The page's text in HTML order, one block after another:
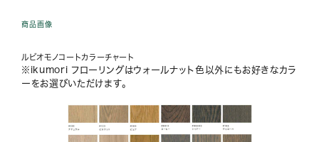
商品画像
ルビオモノコートカラーチャート
※ikumori フローリングはウォールナット色以外にもお好きなカラ
ーをお選びいただけます。